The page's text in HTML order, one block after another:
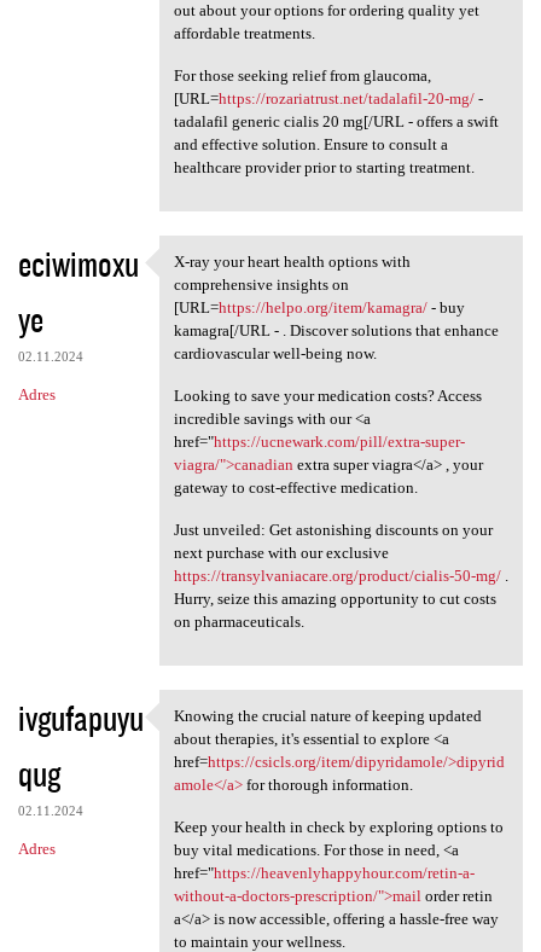
out about your options for ordering quality yet
affordable treatments.
For those seeking relief from glaucoma,
[URL=https://rozariatrust.net/tadalafil-20-mg/-
tadalafil generic cialis 20 mg[/URL - offers a swift
and effective solution. Ensure to consult a
healthcare provider prior to starting treatment.
eciwimoxu
ye
02.11.2024
Adres
X-ray your heart health
X-ray your heart health options with
comprehensive insights on
[URL=https://helpo.org/item/kamagra/- buy
kamagra[/URL - . Discover solutions that enhance
cardiovascular well-being now.
Looking to save your medication costs? Access
incredible savings with our <a
href="https://ucnewark.com/pill/extra-super-
viagra/">canadian extra super viagra</a> , your
gateway to cost-effective medication.
Just unveiled: Get astonishing discounts on your
next purchase with our exclusive
https://transylvaniacare.org/product/cialis-50-mg/.
Hurry, seize this amazing opportunity to cut costs
on pharmaceuticals.
ivgufapuyu
qug
02.11.2024
Adres
Knowing the crucial nature of
Knowing the crucial nature of keeping updated
about therapies, it's essential to explore <a
href=https://csicls.org/item/dipyridamole/>dipyrid
amole</a>for thorough information.
Keep your health in check by exploring options to
buy vital medications. For those in need, <a
href="https://heavenlyhappyhour.com/retin-a-
without-a-doctors-prescription/">mail order retin
a</a> is now accessible, offering a hassle-free way
to maintain your wellness.